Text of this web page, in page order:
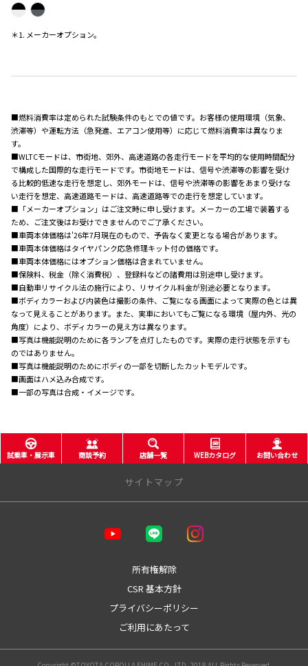
＊1. メーカーオプション。
■燃料消費率は定められた試験条件のもとでの値です。お客様の使用環境（気象、
渋滞等）や運転方法（急発進、エアコン使用等）に応じて燃料消費率は異なりま
す。
■WLTCモードは、市街地、郊外、高速道路の各走行モードを平均的な使用時間配分
で構成した国際的な走行モードです。市街地モードは、信号や渋滞等の影響を受け
る比較的低速な走行を想定し、郊外モードは、信号や渋滞等の影響をあまり受けな
い走行を想定、高速道路モードは、高速道路等での走行を想定しています。
■「メーカーオプション」はご注文時に申し受けます。メーカーの工場で装着する
ため、ご注文後はお受けできませんのでご了承ください。
■車両本体価格は'26年7月現在のもので、予告なく変更となる場合があります。
■車両本体価格はタイヤパンク応急修理キット付の価格です。
■車両本体価格にはオプション価格は含まれていません。
■保険料、税金（除く消費税）、登録料などの諸費用は別途申し受けます。
■自動車リサイクル法の施行により、リサイクル料金が別途必要となります。
■ボディカラーおよび内装色は撮影の条件、ご覧になる画面によって実際の色とは異
なって見えることがあります。また、実車においてもご覧になる環境（屋内外、光の
角度）により、ボディカラーの見え方は異なります。
■写真は機能説明のために各ランプを点灯したものです。実際の走行状態を示すも
のではありません。
■写真は機能説明のためにボディの一部を切断したカットモデルです。
■画面はハメ込み合成です。
■一部の写真は合成・イメージです。
試乗車・展示車 商談予約 店舗一覧 WEBカタログ お問い合わせ
サイトマップ
カスタマーハラスメントに対する基本方針
所有権解除
CSR 基本方針
プライバシーポリシー
ご利用にあたって